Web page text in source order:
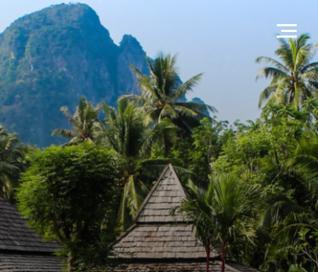
East Wind Travel —
агентствопомощи
туристамв Таиланде